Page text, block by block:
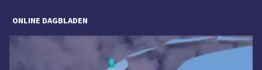
ONLINE DAGBLADEN